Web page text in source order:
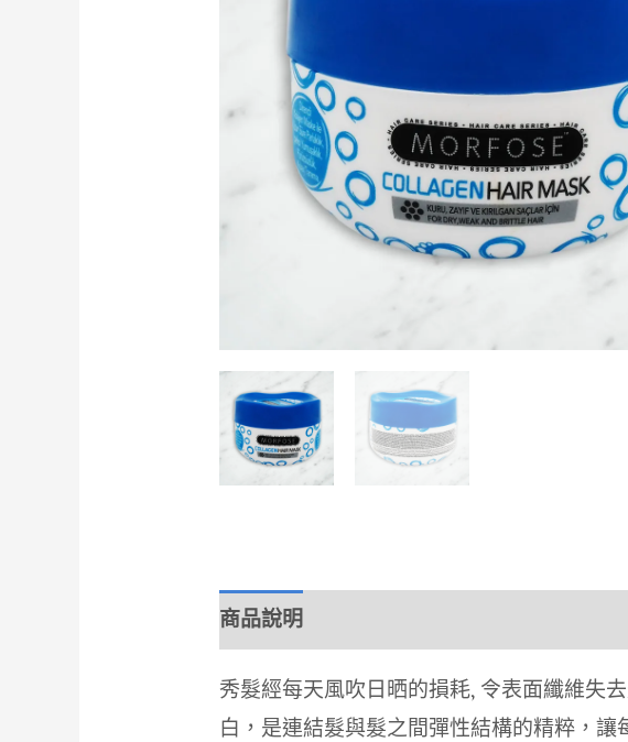
商品說明
秀髮經每天風吹日晒的損耗, 令表面纖維失
白，是連結髮與髮之間彈性結構的精粹，